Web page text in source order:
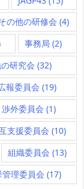
の他の研修会 (4)
事務局 (2)
研究会 (32)
報委員会 (19)
渉外委員会 (1)
支援委員会 (10)
組織委員会 (13)
管理委員会 (17)